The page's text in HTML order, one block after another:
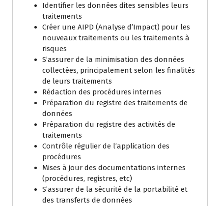
Identifier les données dites sensibles leurs
traitements
Créer une AIPD (Analyse d’Impact) pour les
nouveaux traitements ou les traitements à
risques
S’assurer de la minimisation des données
collectées, principalement selon les finalités
de leurs traitements
Rédaction des procédures internes
Préparation du registre des traitements de
données
Préparation du registre des activités de
traitements
Contrôle régulier de l’application des
procédures
Mises à jour des documentations internes
(procédures, registres, etc)
S’assurer de la sécurité de la portabilité et
des transferts de données